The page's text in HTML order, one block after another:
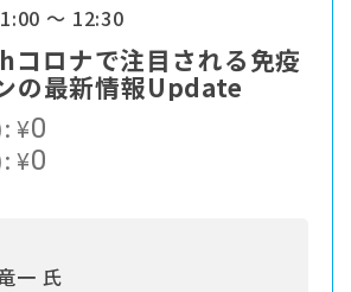
～ 12:30
コロナで注目される免疫
の最新情報Update
¥0
¥0
一 氏